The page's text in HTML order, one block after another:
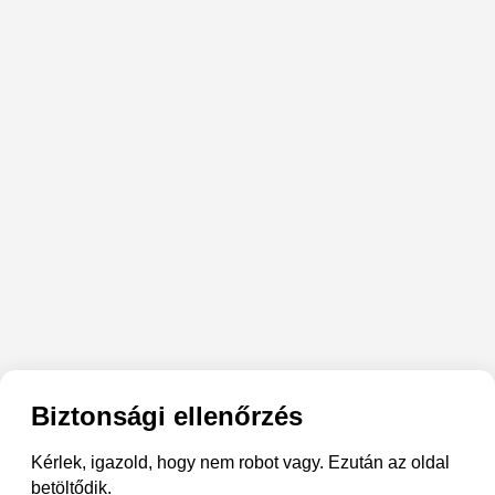
Biztonsági ellenőrzés
Kérlek, igazold, hogy nem robot vagy. Ezután az oldal
betöltődik.